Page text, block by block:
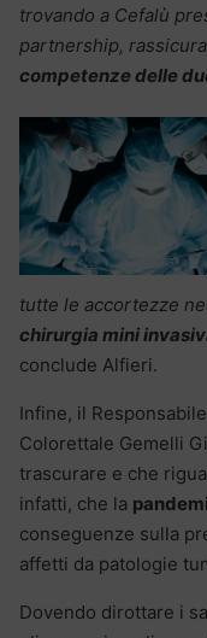
trovando a Cefalù
partnership,
competenze delle
tutte le accortezze
chirurgia mini
conclude Alfieri.
Infine, il
Colorettale Gemelli
trascurare e che
infatti, che la
conseguenze sulla
affetti da patologie
Dovendo dirottare i